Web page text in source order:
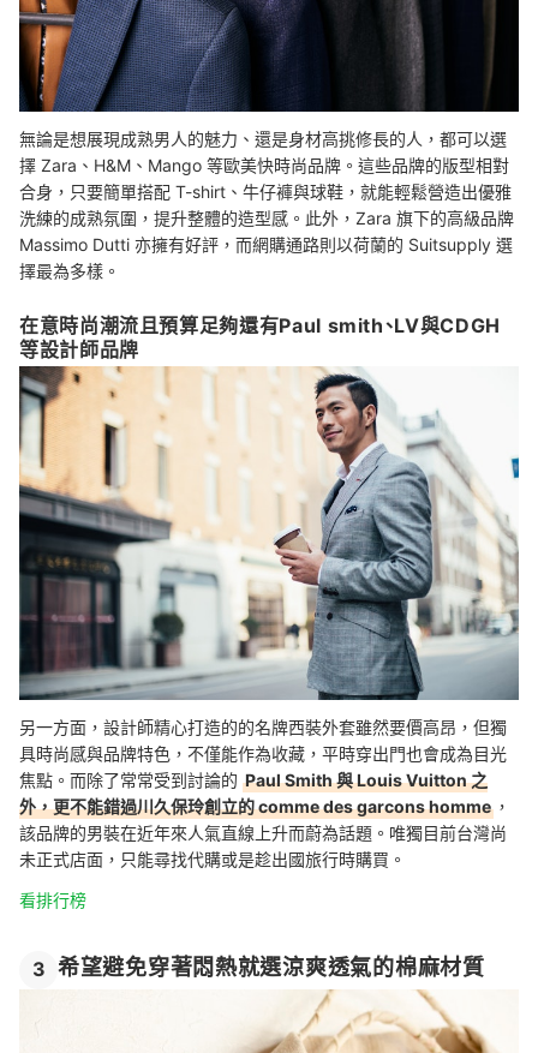
無論是想展現成熟男人的魅力、還是身材高挑修長的人，都可以選
擇 Zara、H&M、Mango 等歐美快時尚品牌。這些品牌的版型相對
合身，只要簡單搭配 T-shirt、牛仔褲與球鞋，就能輕鬆營造出優雅
洗練的成熟氛圍，提升整體的造型感。此外， Zara 旗下的高級品牌
Massimo Dutti 亦擁有好評，而網購通路則以荷蘭的 Suitsupply 選
擇最為多樣。
在意時尚潮流且預算足夠還有Paul smith、LV與CDGH
等設計師品牌
另一方面，設計師精心打造的的名牌西裝外套雖然要價高昂，但獨
具時尚感與品牌特色，不僅能作為收藏，平時穿出門也會成為目光
焦點。而除了常常受到討論的 Paul Smith 與 Louis Vuitton 之
外，更不能錯過川久保玲創立的 comme des garcons homme ，
該品牌的男裝在近年來人氣直線上升而蔚為話題。唯獨目前台灣尚
未正式店面，只能尋找代購或是趁出國旅行時購買。
看排行榜
3 希望避免穿著悶熱就選涼爽透氣的棉麻材質